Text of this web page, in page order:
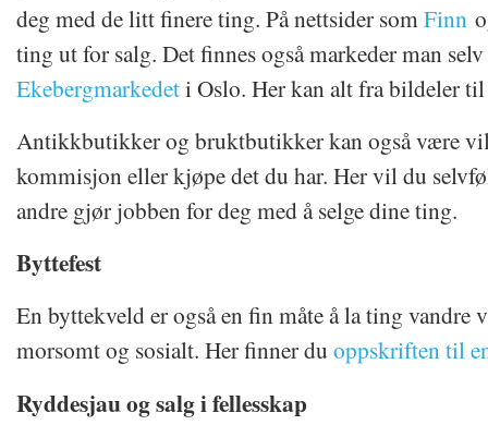
deg med de litt finere ting. På nettsider som Finn
ting ut for salg. Det finnes også markeder man
Ekebergmarkedeti Oslo. Her kan alt fra bildeler
Antikkbutikker og bruktbutikker kan også være
kommisjon eller kjøpe det du har. Her vil du
andre gjør jobben for deg med å selge dine ting.
Byttefest
En byttekveld er også en fin måte å la ting vandre
morsomt og sosialt. Her finner du oppskriften til
Ryddesjau og salg i fellesskap